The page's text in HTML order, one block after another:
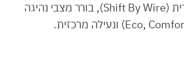
הילוכים במקום ידית (Shift By Wire), בורר מצבי נהיגה